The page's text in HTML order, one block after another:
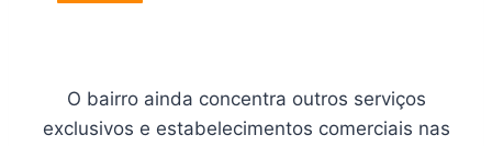
O bairro ainda concentra outros serviços
exclusivos e estabelecimentos comerciais nas